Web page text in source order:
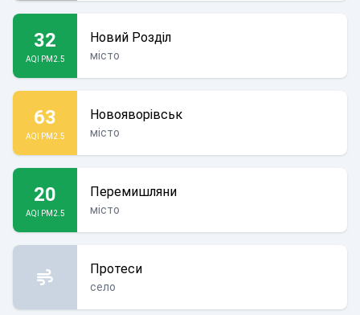
32
AQI PM2.5
Новий Розділ
місто
63
AQI PM2.5
Новояворівськ
місто
20
AQI PM2.5
Перемишляни
місто
Протеси
село